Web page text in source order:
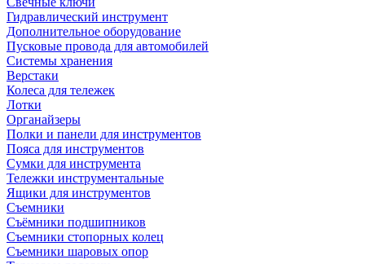
Гидравлический инструмент
Дополнительное оборудование
Пусковые провода для автомобилей
Системы хранения
Верстаки
Колеса для тележек
Лотки
Органайзеры
Полки и панели для инструментов
Пояса для инструментов
Сумки для инструмента
Тележки инструментальные
Ящики для инструментов
Съемники
Съёмники подшипников
Съемники стопорных колец
Съемники шаровых опор